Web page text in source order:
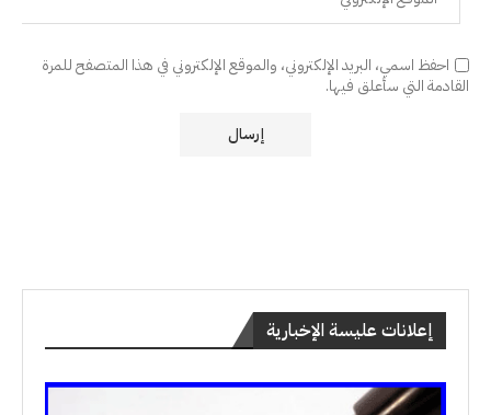
احفظ اسمي، البريد الإلكتروني، والموقع الإلكتروني في هذا المتصفح للمرة
القادمة التي سأعلق فيها.
إعلانات عليسة الإخبارية